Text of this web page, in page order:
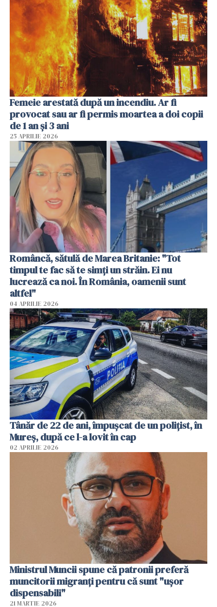
Femeie arestată după un incendiu. Ar fi
provocat sau ar fi permis moartea a doi copii
de 1 an și 3 ani
25 APRILIE 2026
Româncă, sătulă de Marea Britanie: "Tot
timpul te fac să te simți un străin. Ei nu
lucrează ca noi. În România, oamenii sunt
altfel"
04 APRILIE 2026
Tânăr de 22 de ani, împușcat de un polițist, în
Mureș, după ce l-a lovit în cap
02 APRILIE 2026
Ministrul Muncii spune că patronii preferă
muncitorii migranți pentru că sunt "uşor
dispensabili"
21 MARTIE 2026